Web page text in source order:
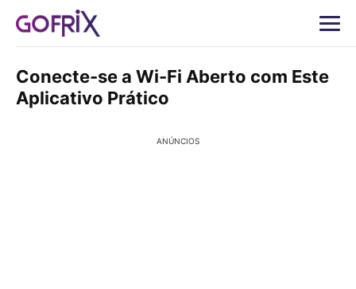
Conecte-se a Wi-Fi Aberto com Este
Aplicativo Prático
ANÚNCIOS